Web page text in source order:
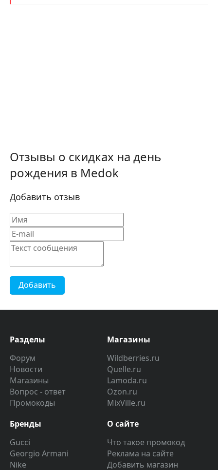
Отзывы о скидках на день
рождения в Medok
Добавить отзыв
Добавить
Разделы
Форум
Новости
Магазины
Вопрос - ответ
Промокоды
Магазины
Wildberries.ru
Quelle.ru
Lamoda.ru
Ozon.ru
MixVille.ru
Бренды
Gucci
Georgio Armani
Nike
О сайте
Что такое промокод
Реклама на сайте
Добавить магазин